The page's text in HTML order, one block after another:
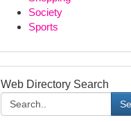
Society
Sports
Web Directory Search